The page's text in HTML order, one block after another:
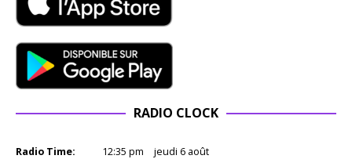
RADIO CLOCK
Radio Time: 12:35 pm jeudi 6 août